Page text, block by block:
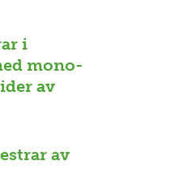
i
mono-
av
av